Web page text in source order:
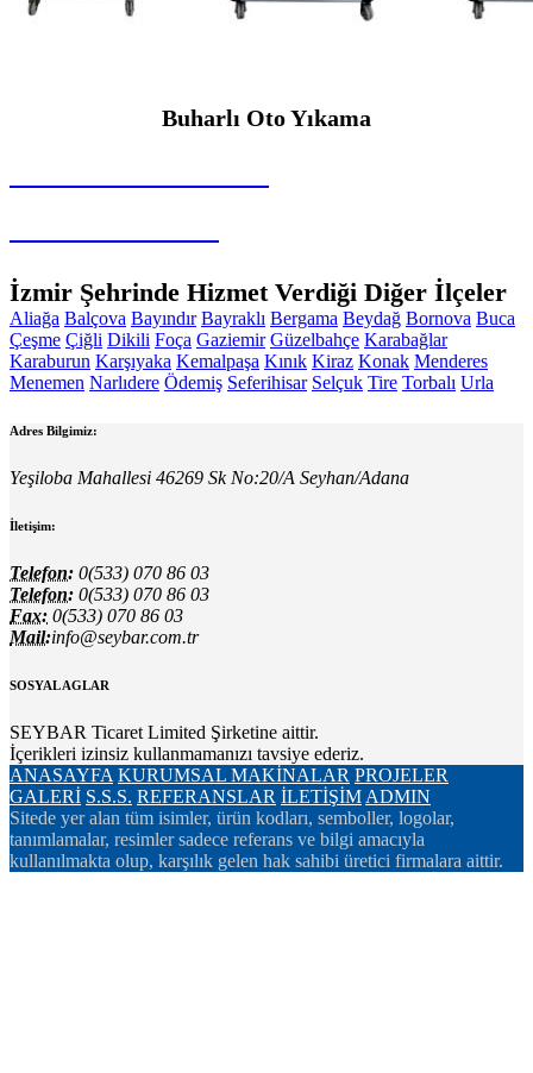
Buharlı Oto Yıkama
İzmir Şehrinde Hizmet Verdiği Diğer İlçeler
Aliağa Balçova Bayındır Bayraklı Bergama Beydağ Bornova Buca
Çeşme Çiğli Dikili Foça Gaziemir Güzelbahçe Karabağlar
Karaburun Karşıyaka Kemalpaşa Kınık Kiraz Konak Menderes
Menemen Narlıdere Ödemiş Seferihisar Selçuk Tire Torbalı Urla
Adres Bilgimiz:
Yeşiloba Mahallesi 46269 Sk No:20/A Seyhan/Adana
İletişim:
Telefon: 0(533) 070 86 03
Telefon: 0(533) 070 86 03
Fax: 0(533) 070 86 03
Mail:info@seybar.com.tr
SOSYAL AGLAR
SEYBAR Ticaret Limited Şirketine aittir.
İçerikleri izinsiz kullanmamanızı tavsiye ederiz.
ANASAYFA KURUMSAL MAKİNALAR PROJELER
GALERİ S.S.S. REFERANSLAR İLETİŞİM ADMIN
Sitede yer alan tüm isimler, ürün kodları, semboller, logolar,
tanımlamalar, resimler sadece referans ve bilgi amacıyla
kullanılmakta olup, karşılık gelen hak sahibi üretici firmalara aittir.